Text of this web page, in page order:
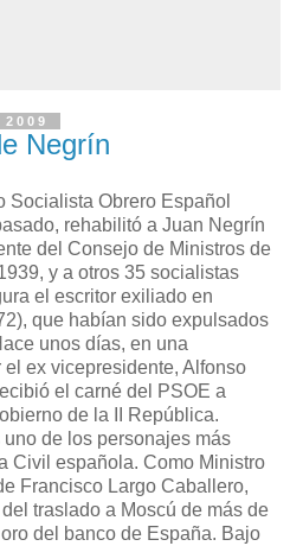
Negrín
Socialista Obrero Español
rehabilitó a Juan Negrín
del Consejo de Ministros de
y a otros 35 socialistas
el escritor exiliado en
que habían sido expulsados
unos días, en una
ex vicepresidente, Alfonso
el carné del PSOE a
de la II República.
de los personajes más
Civil española. Como Ministro
Francisco Largo Caballero,
traslado a Moscú de más de
del banco de España. Bajo